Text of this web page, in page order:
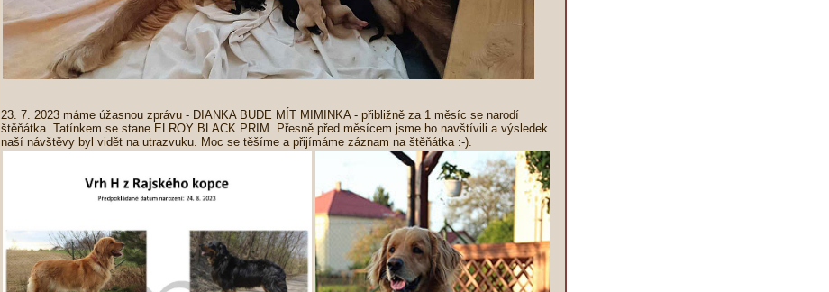
23. 7. 2023 máme úžasnou zprávu - DIANKA BUDE MÍT MIMINKA - přibližně za 1 měsíc se narodí
štěňátka. Tatínkem se stane ELROY BLACK PRIM. Přesně před měsícem jsme ho navštívili a výsledek
naší návštěvy byl vidět na utrazvuku. Moc se těšíme a přijímáme záznam na štěňátka :-).